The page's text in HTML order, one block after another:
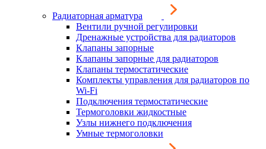
Радиаторная арматура
Вентили ручной регулировки
Дренажные устройства для радиаторов
Клапаны запорные
Клапаны запорные для радиаторов
Клапаны термостатические
Комплекты управления для радиаторов по
Wi-Fi
Подключения термостатические
Термоголовки жидкостные
Узлы нижнего подключения
Умные термоголовки